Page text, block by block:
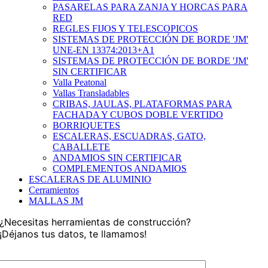
PASARELAS PARA ZANJA Y HORCAS PARA
RED
REGLES FIJOS Y TELESCOPICOS
SISTEMAS DE PROTECCIÓN DE BORDE 'JM'
UNE-EN 13374:2013+A1
SISTEMAS DE PROTECCIÓN DE BORDE 'JM'
SIN CERTIFICAR
Valla Peatonal
Vallas Transladables
CRIBAS, JAULAS, PLATAFORMAS PARA
FACHADA Y CUBOS DOBLE VERTIDO
BORRIQUETES
ESCALERAS, ESCUADRAS, GATO,
CABALLETE
ANDAMIOS SIN CERTIFICAR
COMPLEMENTOS ANDAMIOS
ESCALERAS DE ALUMINIO
Cerramientos
MALLAS JM
¿Necesitas herramientas de construcción?
¡Déjanos tus datos, te llamamos!